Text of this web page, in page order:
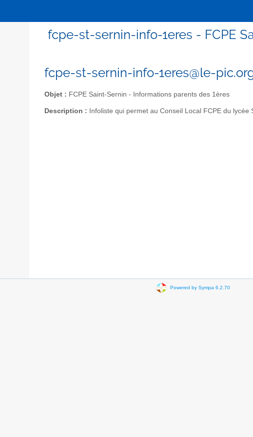
fcpe-st-sernin-info-1eres - FCPE
fcpe-st-sernin-info-1eres@le-
Objet : FCPE Saint-Sernin - Informations parents des 1ères
Description : Infoliste qui permet au Conseil Local FCPE du
Powered by Sympa 6.2.70